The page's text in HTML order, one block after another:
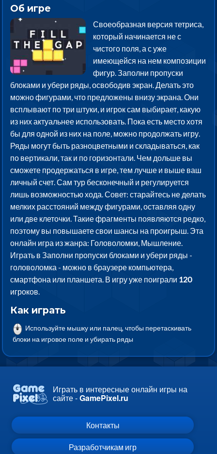
Об игре
Своеобразная версия тетриса,
который начинается не с
чистого поля, а с уже
имеющейся на нем композиции
фигур. Заполни пропуски
блоками и убери ряды, освободив экран. Делать это
можно фигурами, что предложены внизу экрана. Они
всплывают по три штуки, и игрок сам выбирает, какую
из них актуальнее использовать. Пока есть место хотя
бы для одной из них на поле, можно продолжать игру.
Ряды могут быть разноцветными и складываться, как
по вертикали, так и по горизонтали. Чем дольше вы
сможете продержаться в игре, тем лучше и выше ваш
личный счет. Сам тур бесконечный и регулируется
лишь возможностью хода. Совет: старайтесь не делать
мелких расстояний между фигурами, оставляя одну
или две клеточки. Такие фрагменты появляются редко,
поэтому вы повышаете свои шансы на проигрыш. Эта
онлайн игра из жанра: Головоломки, Мышление.
Играть в Заполни пропуски блоками и убери ряды -
головоломка - можно в браузере компьютера,
смартфона или планшета. В игру уже поиграли 120
игроков.
Как играть
Используйте мышку или палец, чтобы перетаскивать
блоки на игровое поле и убирать ряды
Играть в интересные онлайн игры на
сайте -GamePixel.ru
Контакты
Разработчикам игр